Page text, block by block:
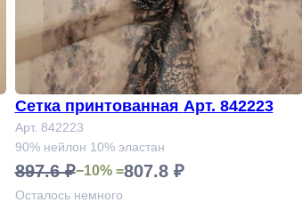
Сетка принтованная Арт. 842223
Арт. 842223
90% нейлон 10% эластан
897.6 ₽−10% =807.8 ₽
Осталось немного